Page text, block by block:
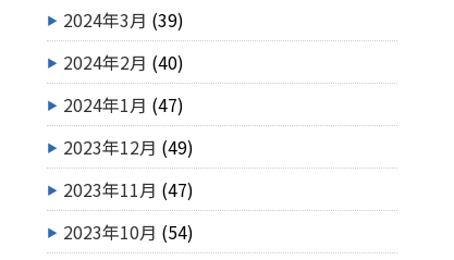
2024年3月 (39)
2024年2月 (40)
2024年1月 (47)
2023年12月 (49)
2023年11月 (47)
2023年10月 (54)